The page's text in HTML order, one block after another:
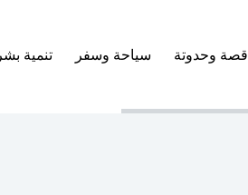
قصة وحدوتة سياحة وسفر تنمية